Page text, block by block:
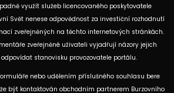
využít služeb licencovaného poskytovatele
Svět nenese odpovědnost za investiční rozhodnutí
zveřejněných na těchto internetových stránkách.
zveřejněné uživateli vyjadřují názory jejich
stanovisku provozovatele portálu.
nebo udělením příslušného souhlasu bere
být kontaktován obchodním partnerem Burzovního